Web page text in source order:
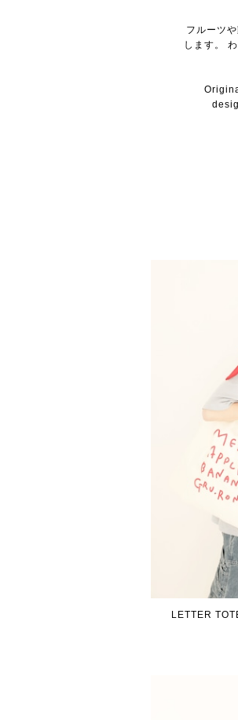
フルーツ
します。
LETTER